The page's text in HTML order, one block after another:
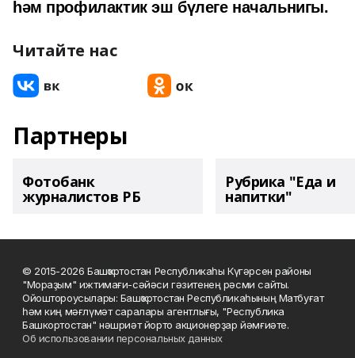
һәм профилактик эш бүлеге начальнигы.
Читайте нас
Партнеры
Фотобанк
журналистов РБ
Рубрика "Еда и
напитки"
© 2015-2026 Башҡортостан Республикаһы Күгәрсен районы
"Мораҙым" ижтимағи-сәйәси гәзитенең рәсми сайты.
Ойоштороусылары: Башҡортостан Республикаһының Матбуғат
һәм киң мәғлүмәт саралары агентлығы, "Республика
Башкортостан" нәшриәт йорто акционерҙар йәмғиәте.
Об использовании персональных данных